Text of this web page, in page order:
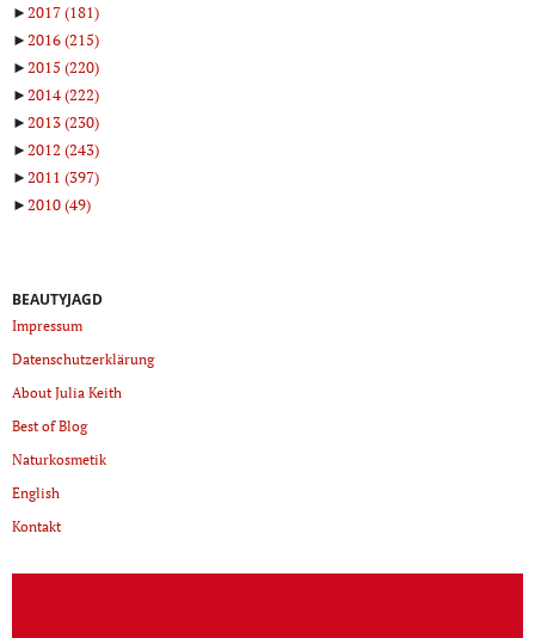
►2017(181)
►2016(215)
►2015 (220)
►2014(222)
►2013(230)
►2012 (243)
►2011 (397)
►2010(49)
BEAUTYJAGD
Impressum
Datenschutzerklärung
About Julia Keith
Best of Blog
Naturkosmetik
English
Kontakt